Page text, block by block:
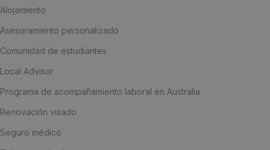
Alojamiento
Asesoramiento personalizado
Comunidad de estudiantes
Local Advisor
Programa de acompañamiento laboral en Australia
Renovación visado
Seguro médico